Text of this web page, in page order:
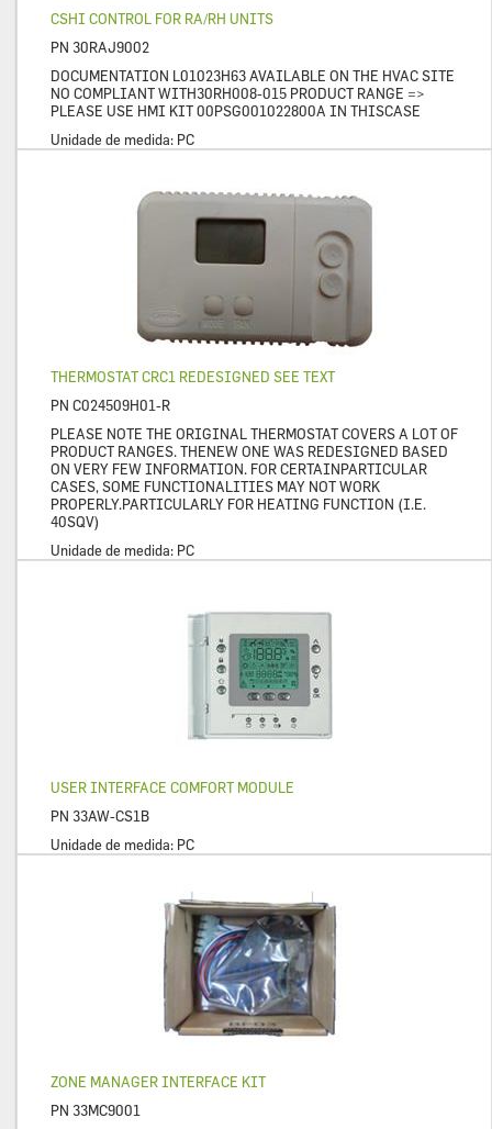
CSHI CONTROL FOR RA/RH UNITS
PN 30RAJ9002
DOCUMENTATION L01023H63 AVAILABLE ON THE HVAC SITE
NO COMPLIANT WITH30RH008-015 PRODUCT RANGE =>
PLEASE USE HMI KIT 00PSG001022800A IN THISCASE
Unidade de medida: PC
THERMOSTAT CRC1 REDESIGNED SEE TEXT
PN C024509H01-R
PLEASE NOTE THE ORIGINAL THERMOSTAT COVERS A LOT OF
PRODUCT RANGES. THENEW ONE WAS REDESIGNED BASED
ON VERY FEW INFORMATION. FOR CERTAINPARTICULAR
CASES, SOME FUNCTIONALITIES MAY NOT WORK
PROPERLY.PARTICULARLY FOR HEATING FUNCTION (I.E.
40SQV)
Unidade de medida: PC
USER INTERFACE COMFORT MODULE
PN 33AW-CS1B
Unidade de medida: PC
ZONE MANAGER INTERFACE KIT
PN 33MC9001